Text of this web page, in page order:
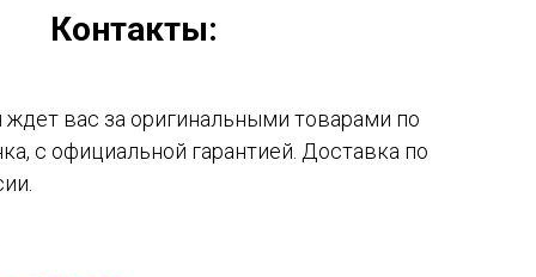
Контакты:
вас за оригинальными товарами по
с официальной гарантией. Доставка по